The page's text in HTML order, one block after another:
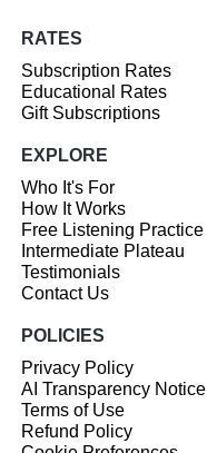
RATES
Subscription Rates
Educational Rates
Gift Subscriptions
EXPLORE
Who It's For
How It Works
Free Listening Practice
Intermediate Plateau
Testimonials
Contact Us
POLICIES
Privacy Policy
AI Transparency Notice
Terms of Use
Refund Policy